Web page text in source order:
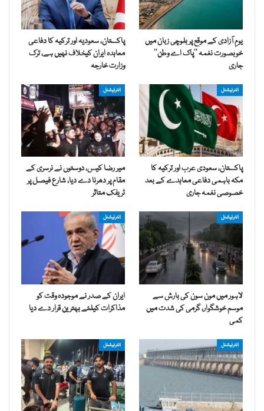
یومِ آزادی کے موقع پر بلوچی زبان میں
خوبصورت نغمہ ’’پاک اے وطن‘‘
جاری
پاکستان، سعودیہ اور ترکیہ کا دفاعی
معاہدہ ایران کیخلاف نہیں ہے، ترک
وزارت خارجہ
انٹرنیشنل
پاکستان، سعودی عرب اور ترکیہ کا
مکہ باہمی دفاعی معاہدے کے بعد
خصوصی نغمہ جاری
انٹرنیشنل
میر رضا کیس، دوستوں نے نرسری کے
مقام پر دھرنا دے دیا، شارع فیصل پر
ٹریفک متاثر
انٹرنیشنل
لاہور میں مون سون کی بارش سے
موسم خوشگوار، گرمی کی شدت میں
کمی
انٹرنیشنل
ایران کے صدر نے موجودہ وقت کو
مذاکرات کیلئے بہترین قرار دے دیا
انٹرنیشنل انٹرنیشنل